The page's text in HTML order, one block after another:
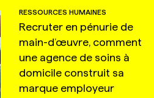
RESSOURCES HUMAINES
Recruter en pénurie de
main-d’œuvre, comment
une agence de soins à
domicile construit sa
marque employeur